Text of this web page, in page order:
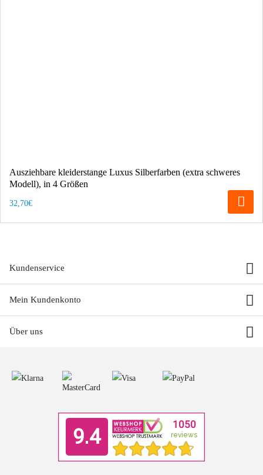
Ausziehbare kleiderstange Luxus Silberfarben (extra schweres
Modell), in 4 Größen
32,70€
Kundenservice
Mein Kundenkonto
Über uns